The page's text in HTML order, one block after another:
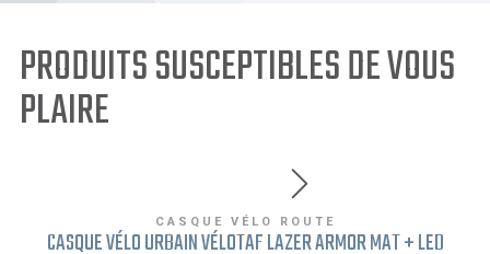
PRODUITS SUSCEPTIBLES DE VOUS
PLAIRE
CASQUE VÉLO ROUTE
CASQUE VÉLO URBAIN VÉLOTAF LAZER ARMOR MAT + LED